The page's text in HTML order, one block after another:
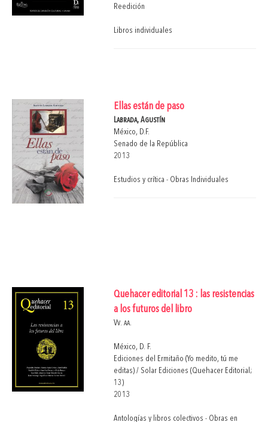
Reedición
Libros individuales
Ellas están de paso
Labrada, Agustín
México, D.F.
Senado de la República
2013
Estudios y crítica - Obras Individuales
Quehacer editorial 13 : las resistencias
a los futuros del libro
Vv. aa.
México, D. F.
Ediciones del Ermitaño (Yo medito, tú me
editas) / Solar Ediciones (Quehacer Editorial;
13)
2013
Antologías y libros colectivos - Obras en